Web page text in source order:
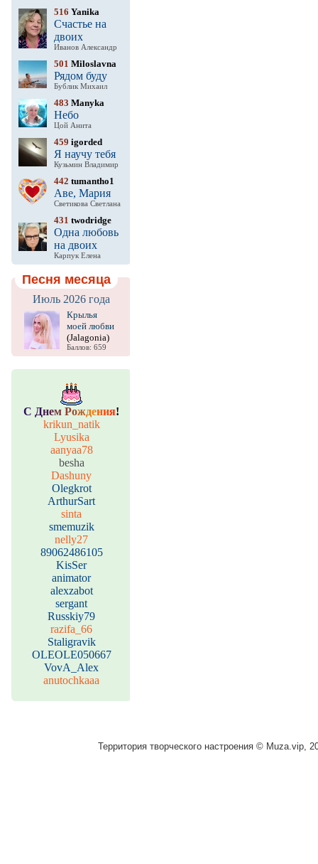
516 Yanika
Счастье на
двоих
Иванов Александр
501 Miloslavna
Рядом буду
Бублик Михаил
483 Manyka
Небо
Цой Анита
459 igorded
Я научу тебя
Кузьмин Владимир
442 tumantho1
Аве, Мария
Светикова Светлана
431 twodridge
Одна любовь
на двоих
Карпук Елена
Песня месяца
Июль 2026 года
Крылья
моей любви
(Jalagonia)
Баллов: 659
С Днем Рождения!
krikun_natik
Lyusika
aanyaa78
besha
Dashuny
Olegkrot
ArthurSart
sinta
smemuzik
nelly27
89062486105
KisSer
animator
alexzabot
sergant
Russkiy79
razifa_66
Staligravik
OLEOLE050667
VovA_Alex
anutochkaaa
Территория творческого настроения © Muza.vip,